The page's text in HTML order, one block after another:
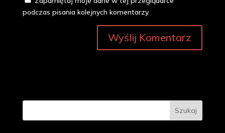
podczas pisania kolejnych komentarzy.